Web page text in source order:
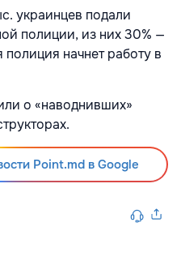
украинцев подали
полиции, из них 30% —
начнет работу в
о «наводнивших»
Point.md в Google